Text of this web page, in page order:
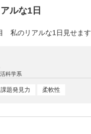
ルな1日
私のリアルな1日見せます
科学系
課題発見力 柔軟性